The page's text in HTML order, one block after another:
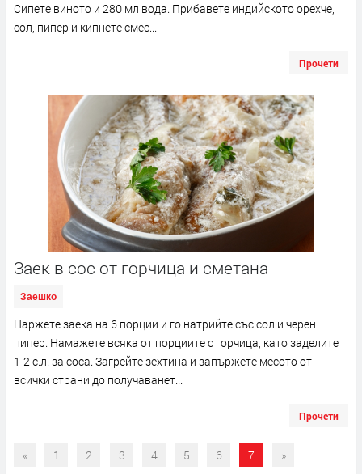
Сипете виното и 280 мл вода. Прибавете индийското орехче,
сол, пипер и кипнете смес...
Прочети
Заек в сос от горчица и сметана
Заешко
Наржете заека на 6 порции и го натрийте със сол и черен
пипер. Намажете всяка от порциите с горчица, като заделите
1-2 с.л. за соса. Загрейте зехтина и запържете месото от
всички страни до получаванет...
Прочети
« 1 2 3 4 5 6 7 »